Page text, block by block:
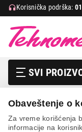
Obaveštenje o
Za vreme korišćenja
informacije na
Korisnička podrška:
SVI
Bela tehnika